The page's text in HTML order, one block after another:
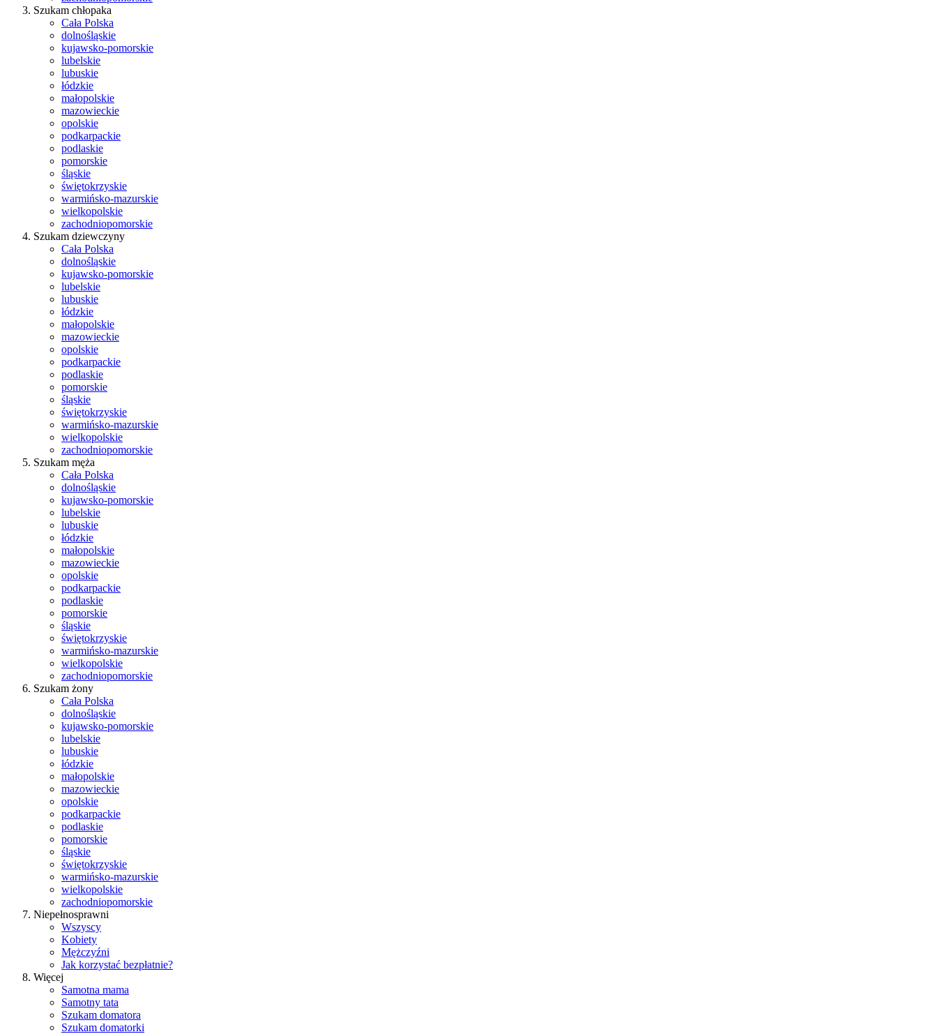
Szukam chłopaka
Cała Polska
dolnośląskie
kujawsko-pomorskie
lubelskie
lubuskie
łódzkie
małopolskie
mazowieckie
opolskie
podkarpackie
podlaskie
pomorskie
śląskie
świętokrzyskie
warmińsko-mazurskie
wielkopolskie
zachodniopomorskie
Szukam dziewczyny
Cała Polska
dolnośląskie
kujawsko-pomorskie
lubelskie
lubuskie
łódzkie
małopolskie
mazowieckie
opolskie
podkarpackie
podlaskie
pomorskie
śląskie
świętokrzyskie
warmińsko-mazurskie
wielkopolskie
zachodniopomorskie
Szukam męża
Cała Polska
dolnośląskie
kujawsko-pomorskie
lubelskie
lubuskie
łódzkie
małopolskie
mazowieckie
opolskie
podkarpackie
podlaskie
pomorskie
śląskie
świętokrzyskie
warmińsko-mazurskie
wielkopolskie
zachodniopomorskie
Szukam żony
Cała Polska
dolnośląskie
kujawsko-pomorskie
lubelskie
lubuskie
łódzkie
małopolskie
mazowieckie
opolskie
podkarpackie
podlaskie
pomorskie
śląskie
świętokrzyskie
warmińsko-mazurskie
wielkopolskie
zachodniopomorskie
Niepełnosprawni
Wszyscy
Kobiety
Mężczyźni
Jak korzystać bezpłatnie?
Więcej
Samotna mama
Samotny tata
Szukam domatora
Szukam domatorki